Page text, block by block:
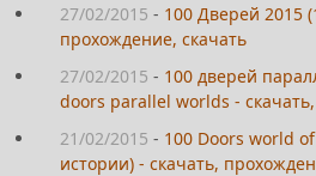
27/02/2015 - 100 Дверей 2015
прохождение, скачать
27/02/2015 - 100 дверей
doors parallel worlds -
21/02/2015 - 100 Doors world
истории) - скачать,